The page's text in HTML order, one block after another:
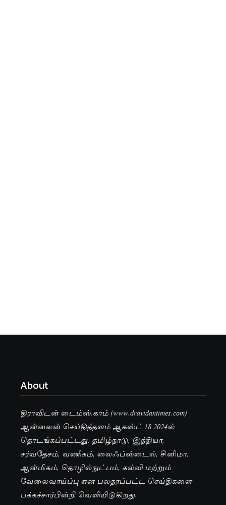
About
திராவிடன் டைம்ஸ்.காம் (www.dravidantimes.com)
ஆன்லைன் செய்தித்தளம் ஆகஸ்ட் 18 2024ல்
தொடங்கப்பட்டது. தமிழ்நாடு, இந்தியா,
சர்வதேசம், வணிகம், லைஃப்ஸ்டைல், சினிமா,
ஆன்மிகம், தொழில்நுட்பம், கல்வி மற்றும்
வேலைவாய்ப்பு என பலதரப்பட்ட செய்திகளை
பக்கச்சார்பின்றி வெளியிடுகிறது.